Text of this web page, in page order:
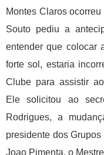
Montes Claros
Souto pediu a
entender que colocar
forte sol, estaria
Clube para assistir
Ele solicitou ao
Rodrigues, a
presidente dos
Joao Pimenta, o